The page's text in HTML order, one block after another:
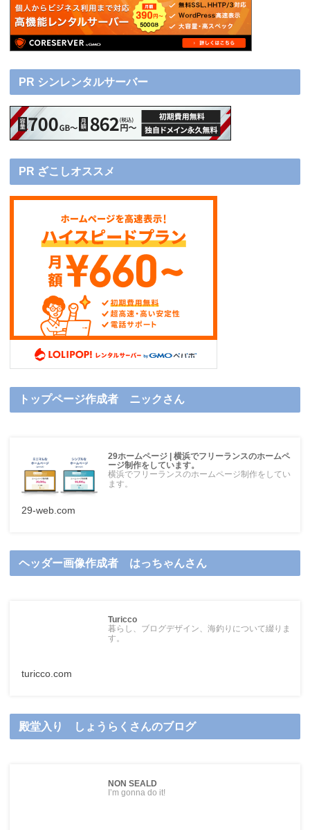
PR シンレンタルサーバー
PR ざこしオススメ
トップページ作成者 ニックさん
29ホームページ | 横浜でフリーランスのホームペ
ージ制作をしています。
横浜でフリーランスのホームページ制作をしてい
ます。
29-web.com
ヘッダー画像作成者 はっちゃんさん
Turicco
暮らし、ブログデザイン、海釣りについて綴りま
す。
turicco.com
殿堂入り しょうらくさんのブログ
NON SEALD
I’m gonna do it!